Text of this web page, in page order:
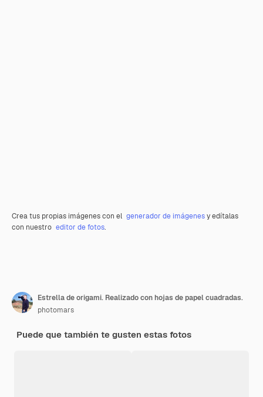
Crea tus propias imágenes con el generador de imágenesy edítalas
con nuestro editor de fotos.
Estrella de origami. Realizado con hojas de papel cuadradas.
photomars
Puede que también te gusten estas fotos